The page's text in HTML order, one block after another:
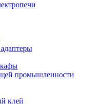
промышленности
клей